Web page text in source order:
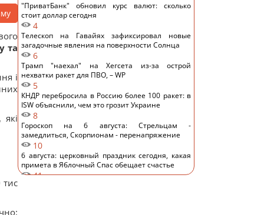
та
і
тис
"ПриватБанк" обновил курс валют: сколько
стоит доллар сегодня
4
Телескоп на Гавайях зафиксировал новые
загадочные явления на поверхности Солнца
6
Трамп "наехал" на Хегсета из-за острой
нехватки ракет для ПВО, – WP
5
КНДР перебросила в Россию более 100 ракет: в
ISW объяснили, чем это грозит Украине
8
Гороскоп на 6 августа: Стрельцам -
замедлиться, Скорпионам - перенапряжение
10
6 августа: церковный праздник сегодня, какая
примета в Яблочный Спас обещает счастье
41